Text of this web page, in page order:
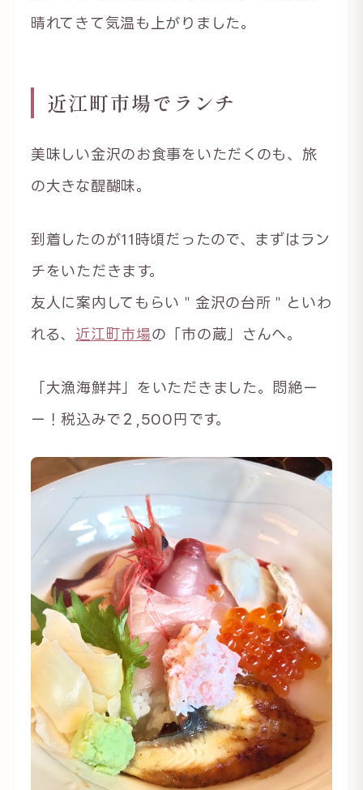
晴れてきて気温も上がりました。
近江町市場でランチ
美味しい金沢のお食事をいただくのも、旅
の大きな醍醐味。
到着したのが11時頃だったので、まずはラン
チをいただきます。
友人に案内してもらい＂金沢の台所＂といわ
れる、 近江町市場の「市の蔵」さんへ。
「大漁海鮮丼」をいただきました。悶絶ー
ー！税込みで２,500円です。